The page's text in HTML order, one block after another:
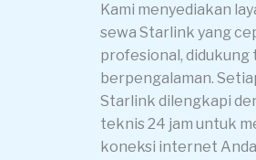
Kami menyediakan
sewa Starlink yang
profesional, didukung
berpengalaman.
Starlink dilengkapi
teknis 24 jam untuk
koneksi internet